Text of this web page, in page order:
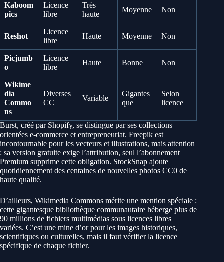
Kaboom
pics
Licence
libre
Très
haute
Moyenne Non
Reshot
Licence
libre
Haute Moyenne Non
Picjumb
o
Licence
libre
Haute Bonne Non
Wikime
dia
Commo
ns
Diverses
CC
Variable
Gigantes
que
Selon
licence
Burst, créé par Shopify, se distingue par ses collections
orientées e-commerce et entrepreneuriat. Freepik est
incontournable pour les vecteurs et illustrations, mais attention
: sa version gratuite exige l’attribution, seul l’abonnement
Premium supprime cette obligation. StockSnap ajoute
quotidiennement des centaines de nouvelles photos CC0 de
haute qualité.
D’ailleurs, Wikimedia Commons mérite une mention spéciale :
cette gigantesque bibliothèque communautaire héberge plus de
90 millions de fichiers multimédias sous licences libres
variées. C’est une mine d’or pour les images historiques,
scientifiques ou culturelles, mais il faut vérifier la licence
spécifique de chaque fichier.